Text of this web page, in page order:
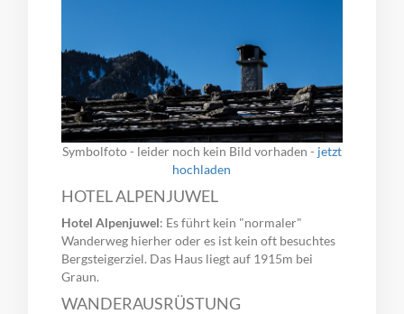
Symbolfoto - leider noch kein Bild vorhaden - jetzt
hochladen
HOTEL ALPENJUWEL
Hotel Alpenjuwel: Es führt kein "normaler"
Wanderweg hierher oder es ist kein oft besuchtes
Bergsteigerziel. Das Haus liegt auf 1915m bei
Graun.
WANDERAUSRÜSTUNG